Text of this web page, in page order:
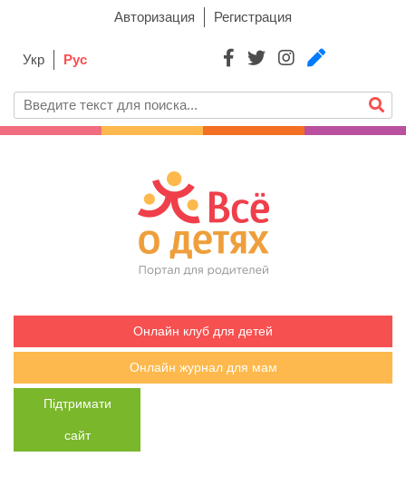
Авторизация Регистрация
Укр Рус
Онлайн клуб для детей
Онлайн журнал для мам
Підтримати
сайт